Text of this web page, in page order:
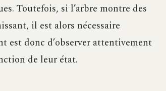
Toutefois, si l’arbre montre des
il est alors nécessaire
est donc d’observer attentivement
de leur état.